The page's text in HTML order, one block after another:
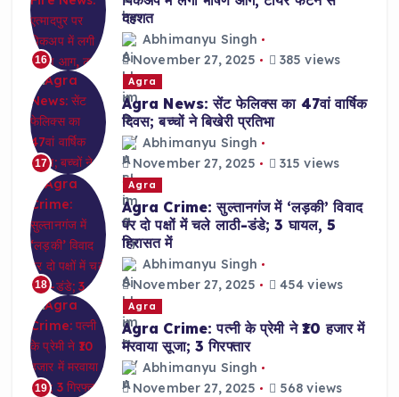
16
दहशत
Abhimanyu Singh
November 27, 2025
385 views
17
Agra
Agra News: सेंट फेलिक्स का 47वां वार्षिक
दिवस; बच्चों ने बिखेरी प्रतिभा
Abhimanyu Singh
November 27, 2025
315 views
18
Agra
Agra Crime: सुल्तानगंज में ‘लड़की’ विवाद
पर दो पक्षों में चले लाठी-डंडे; 3 घायल, 5
हिरासत में
Abhimanyu Singh
November 27, 2025
454 views
19
Agra
Agra Crime: पत्नी के प्रेमी ने ₹10 हजार में
मरवाया सूजा; 3 गिरफ्तार
Abhimanyu Singh
November 27, 2025
568 views